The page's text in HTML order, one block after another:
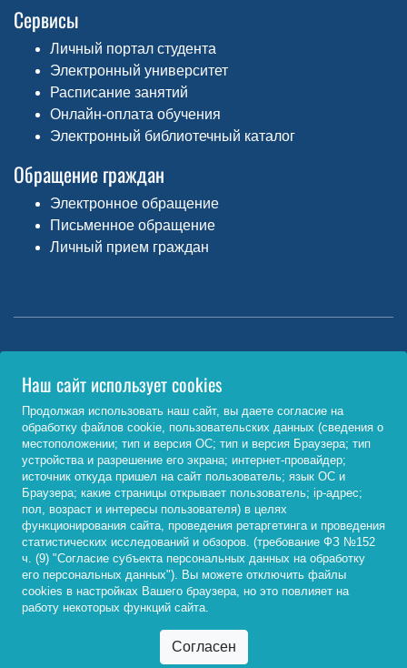
Сервисы
Личный портал студента
Электронный университет
Расписание занятий
Онлайн-оплата обучения
Электронный библиотечный каталог
Обращение граждан
Электронное обращение
Письменное обращение
Личный прием граждан
Министерство науки и высшего образования РФ
http://www.minobrnauki.gov.ru/
Министерство просвещения РФ
https://edu.gov.ru/
Федеральный портал «Российское образование»
http://www.edu.ru/
© 2026, ФГБОУ ВО «Байкальский государственный
университет»
Наш сайт использует cookies
Продолжая использовать наш сайт, вы даете согласие на
обработку файлов cookie, пользовательских данных (сведения о
местоположении; тип и версия ОС; тип и версия Браузера; тип
устройства и разрешение его экрана; интернет-провайдер;
источник откуда пришел на сайт пользователь; язык ОС и
Браузера; какие страницы открывает пользователь; ip-адрес;
пол, возраст и интересы пользователя) в целях
функционирования сайта, проведения ретаргетинга и проведения
статистических исследований и обзоров. (требование ФЗ №152
ч. (9) "Согласие субъекта персональных данных на обработку
его персональных данных"). Вы можете отключить файлы
cookies в настройках Вашего браузера, но это повлияет на
работу некоторых функций сайта.